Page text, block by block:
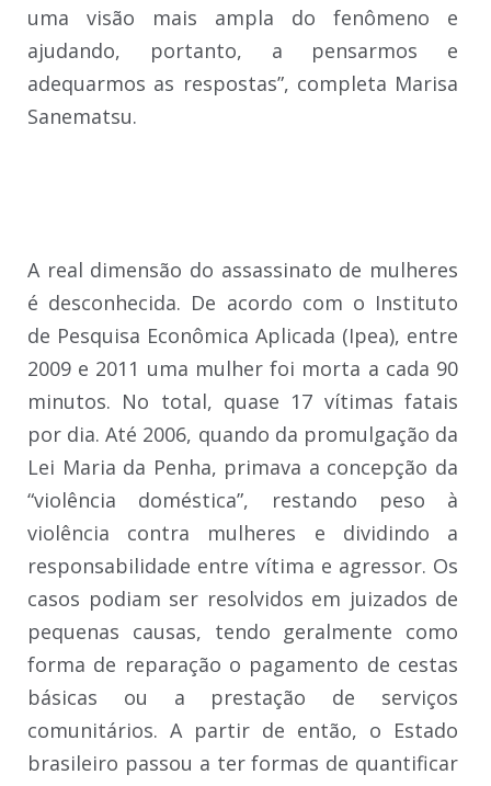
uma visão mais ampla do fenômeno e
ajudando, portanto, a pensarmos e
adequarmos as respostas”, completa Marisa
Sanematsu.
A real dimensão do assassinato de mulheres
é desconhecida. De acordo com o Instituto
de Pesquisa Econômica Aplicada (Ipea), entre
2009 e 2011 uma mulher foi morta a cada 90
minutos. No total, quase 17 vítimas fatais
por dia. Até 2006, quando da promulgação da
Lei Maria da Penha, primava a concepção da
“violência doméstica”, restando peso à
violência contra mulheres e dividindo a
responsabilidade entre vítima e agressor. Os
casos podiam ser resolvidos em juizados de
pequenas causas, tendo geralmente como
forma de reparação o pagamento de cestas
básicas ou a prestação de serviços
comunitários. A partir de então, o Estado
brasileiro passou a ter formas de quantificar